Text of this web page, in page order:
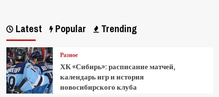
Latest Popular Trending
Разное
ХК «Сибирь»: расписание матчей,
календарь игр и история
новосибирского клуба